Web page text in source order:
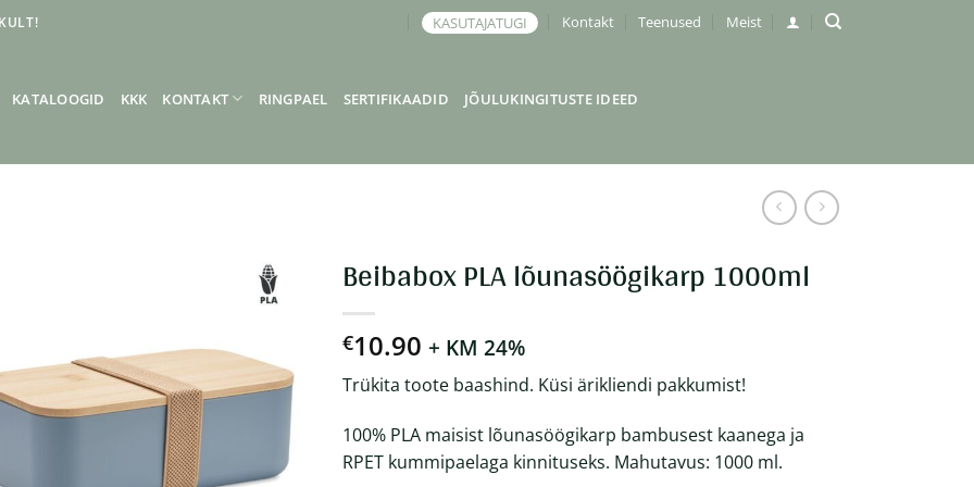
KASUTAJATUGI Kontakt Teenused Meist
KATALOOGID KKK KONTAKT RINGPAEL SERTIFIKAADID JÕULUKINGITUSTE IDEED
Beibabox PLA lõunasöögikarp 1000ml
€10.90 + KM 24%
Trükita toote baashind. Küsi ärikliendi pakkumist!
100% PLA maisist lõunasöögikarp bambusest kaanega ja
RPET kummipaelaga kinnituseks. Mahutavus: 1000 ml.